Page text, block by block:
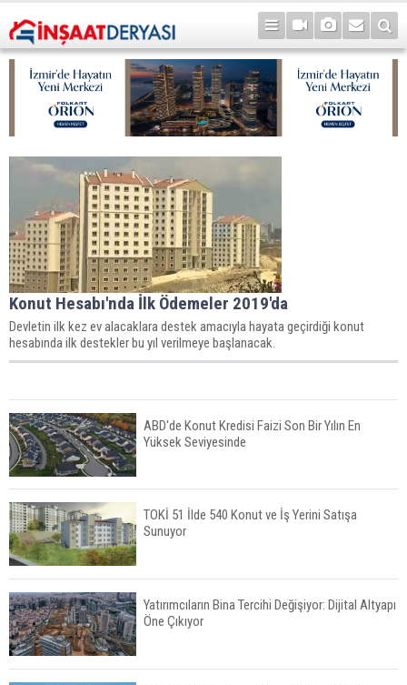
Konut Hesabı'nda İlk Ödemeler 2019'da
Devletin ilk kez ev alacaklara destek amacıyla hayata geçirdiği konut
hesabında ilk destekler bu yıl verilmeye başlanacak.
ABD'de Konut Kredisi Faizi Son Bir Yılın En
Yüksek Seviyesinde
TOKİ 51 İlde 540 Konut ve İş Yerini Satışa
Sunuyor
Yatırımcıların Bina Tercihi Değişiyor: Dijital Altyapı
Öne Çıkıyor